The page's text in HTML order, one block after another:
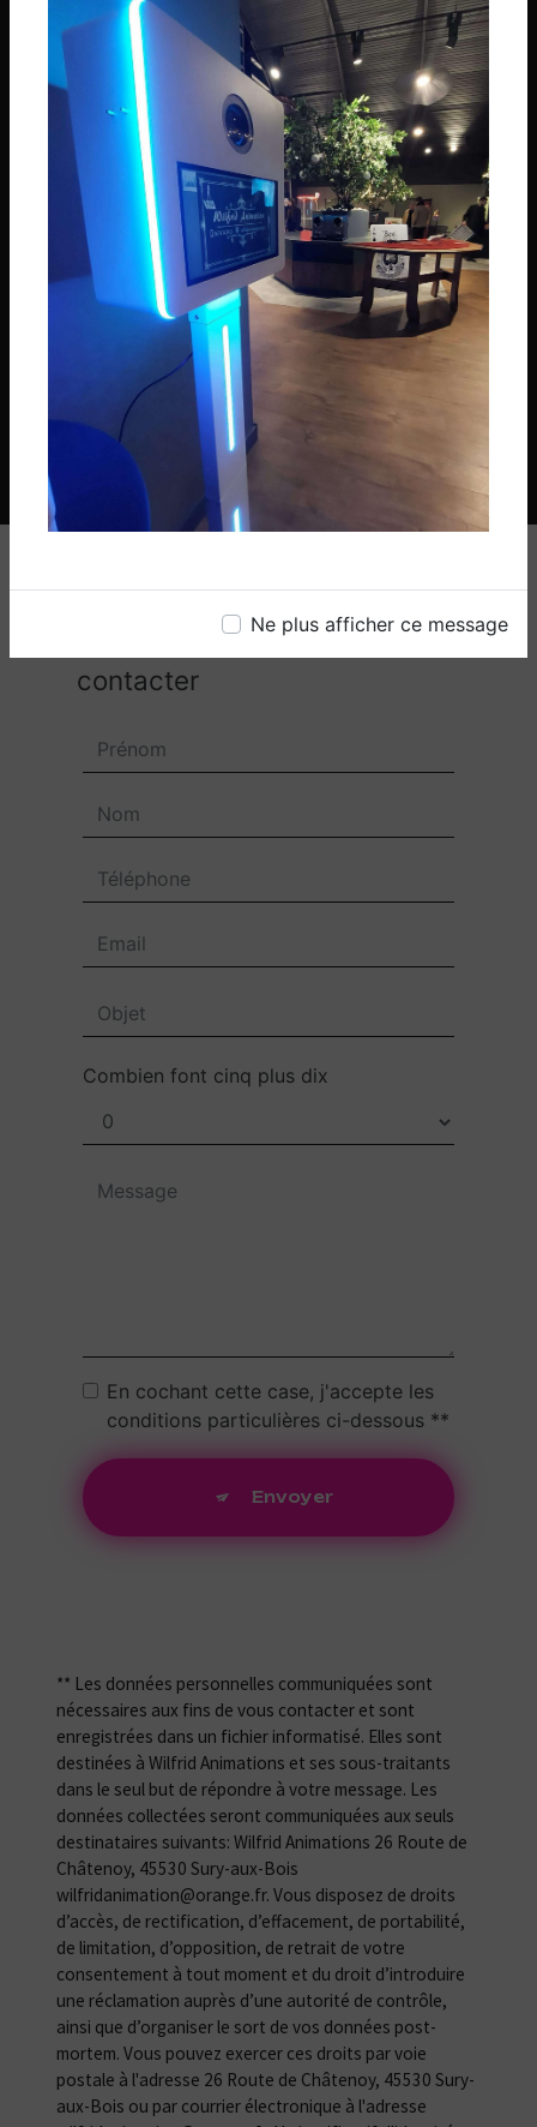
Ne plus afficher ce message
Téléphone
06 74 14 59 01
Email
wilfridanimation@orange.fr
N'hésitez pas à nous
contacter
Combien font cinq plus dix
En cochant cette case, j'accepte les
conditions particulières ci-dessous **
Envoyer
** Les données personnelles communiquées sont
nécessaires aux fins de vous contacter et sont
enregistrées dans un fichier informatisé. Elles sont
destinées à Wilfrid Animations et ses sous-traitants
dans le seul but de répondre à votre message. Les
données collectées seront communiquées aux seuls
destinataires suivants: Wilfrid Animations 26 Route de
Châtenoy, 45530 Sury-aux-Bois
wilfridanimation@orange.fr. Vous disposez de droits
d’accès, de rectification, d’effacement, de portabilité,
de limitation, d’opposition, de retrait de votre
consentement à tout moment et du droit d’introduire
une réclamation auprès d’une autorité de contrôle,
ainsi que d’organiser le sort de vos données post-
mortem. Vous pouvez exercer ces droits par voie
postale à l'adresse 26 Route de Châtenoy, 45530 Sury-
aux-Bois ou par courrier électronique à l'adresse